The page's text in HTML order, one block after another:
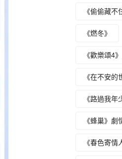
《偷偷藏不
《燃冬》
《歡樂頌4
《在不安的
《路過我年
《蜂巢》劇
《春色寄情